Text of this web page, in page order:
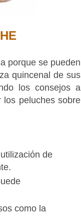
porque se pueden
quincenal de sus
los consejos a
los peluches sobre
de
como la